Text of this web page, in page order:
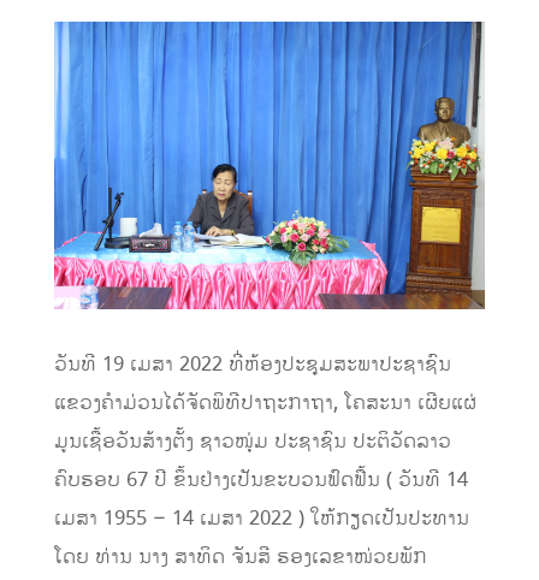
ວັນທີ 19 ເມສາ 2022 ທີ່ຫ້ອງປະຊຸມສະພາປະຊາຊົນ
ແຂວງຄໍາມ່ວນໄດ້ຈັດພິທີປາຖະກາຖາ, ໂຄສະນາ ເຜີຍແຜ່
ມູນເຊື້ອວັນສ້າງຕັ້ງ ຊາວໜຸ່ມ ປະຊາຊົນ ປະຕິວັດລາວ
ຄົບຮອບ 67 ປີ ຂຶ້ນຢ່າງເປັນຂະບວນຟົດຟື້ນ ( ວັນທີ 14
ເມສາ 1955 – 14 ເມສາ 2022 ) ໃຫ້ກຽດເປັນປະທານ
ໂດຍ ທ່ານ ນາງ ສາທິດ ຈັນສີ ຮອງເລຂາໜ່ວຍພັກ